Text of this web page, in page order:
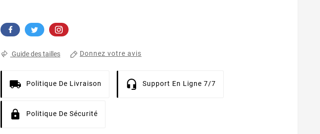
Guide des tailles Donnez votre avis
Politique De Livraison Support En Ligne 7/7
Politique De Sécurité